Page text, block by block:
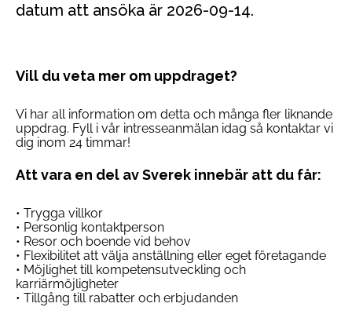
datum att ansöka är 2026-09-14.
Vill du veta mer om uppdraget?
Vi har all information om detta och många fler liknande
uppdrag. Fyll i vår intresseanmälan idag så kontaktar vi
dig inom 24 timmar!
Att vara en del av Sverek innebär att du får:
• Trygga villkor
• Personlig kontaktperson
• Resor och boende vid behov
• Flexibilitet att välja anställning eller eget företagande
• Möjlighet till kompetensutveckling och
karriärmöjligheter
• Tillgång till rabatter och erbjudanden